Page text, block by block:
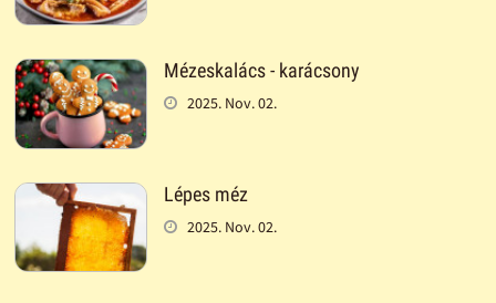
Mézeskalács - karácsony
2025. Nov. 02.
Lépes méz
2025. Nov. 02.